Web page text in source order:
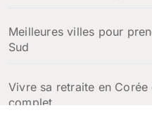
Meilleures villes pour
Sud
Vivre sa retraite en
complet